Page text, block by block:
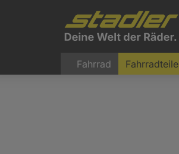
Fahrrad Fahrradteile